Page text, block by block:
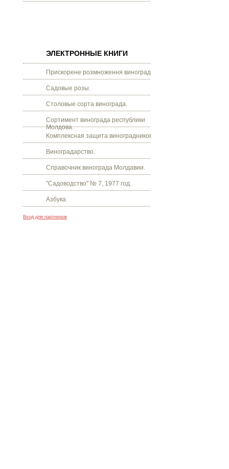
ЭЛЕКТРОННЫЕ КНИГИ
Прискорене розмноження винограду.
Садовые розы.
Столовые сорта винограда.
Сортимент винограда республики
Молдова.
Комплексная защита виноградников.
Виноградарство.
Справочник винограда Молдавии.
"Садоводство" № 7, 1977 год.
Азбука
Вход для партнеров